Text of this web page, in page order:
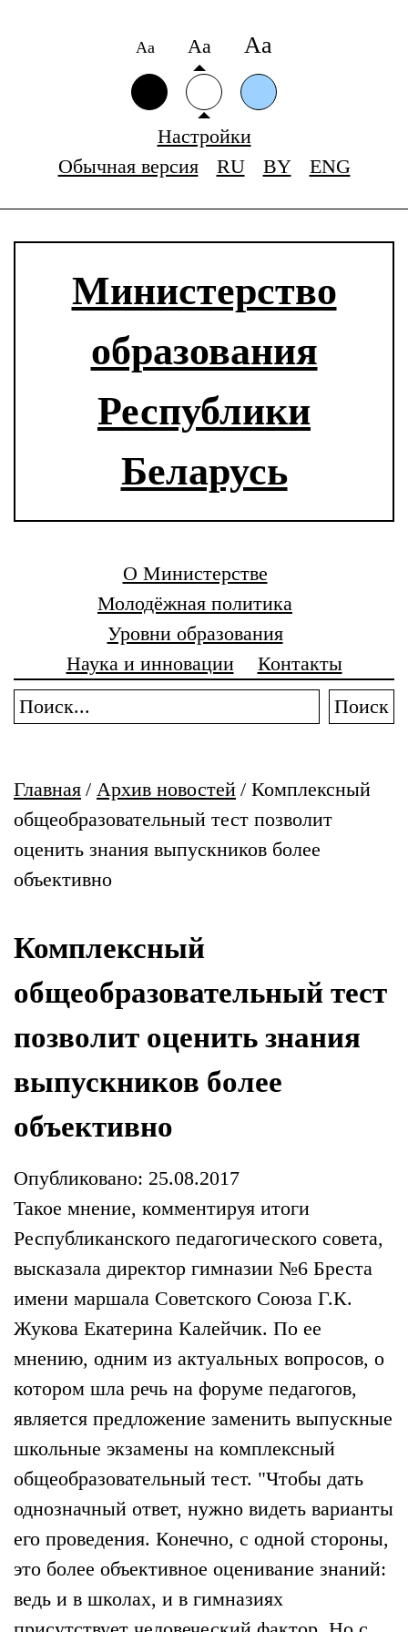
Аа Аа Аа
Настройки
Обычная версия
RU BY ENG
Министерство
образования
Республики
Беларусь
О Министерстве
Молодёжная политика
Уровни образования
Наука и инновации
Контакты
Поиск
Главная / Архив новостей / Комплексный
общеобразовательный тест позволит
оценить знания выпускников более
объективно
Комплексный
общеобразовательный тест
позволит оценить знания
выпускников более
объективно
Опубликовано: 25.08.2017
Такое мнение, комментируя итоги
Республиканского педагогического совета,
высказала директор гимназии №6 Бреста
имени маршала Советского Союза Г.К.
Жукова Екатерина Калейчик. По ее
мнению, одним из актуальных вопросов, о
котором шла речь на форуме педагогов,
является предложение заменить выпускные
школьные экзамены на комплексный
общеобразовательный тест. "Чтобы дать
однозначный ответ, нужно видеть варианты
его проведения. Конечно, с одной стороны,
это более объективное оценивание знаний:
ведь и в школах, и в гимназиях